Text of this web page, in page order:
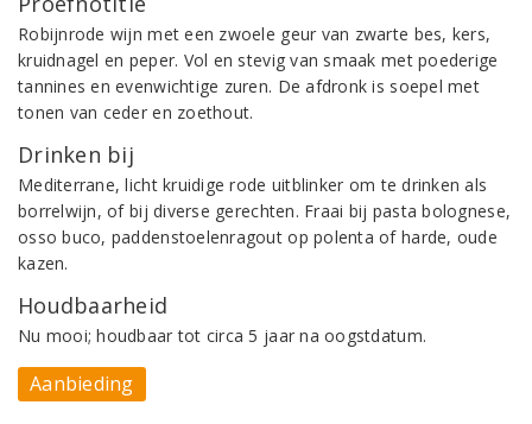
Robijnrode wijn met een zwoele geur van zwarte bes, kers,
kruidnagel en peper. Vol en stevig van smaak met poederige
tannines en evenwichtige zuren. De afdronk is soepel met
tonen van ceder en zoethout.
Drinken bij
Mediterrane, licht kruidige rode uitblinker om te drinken als
borrelwijn, of bij diverse gerechten. Fraai bij pasta bolognese,
osso buco, paddenstoelenragout op polenta of harde, oude
kazen.
Houdbaarheid
Nu mooi; houdbaar tot circa 5 jaar na oogstdatum.
Aanbieding